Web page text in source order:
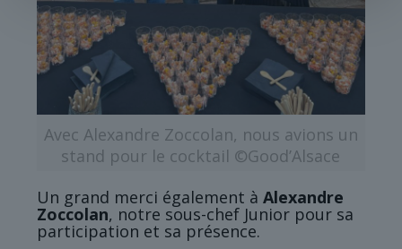
Avec Alexandre Zoccolan, nous avions un
stand pour le cocktail ©Good’Alsace
Un grand merci également àAlexandre
Zoccolan, notre sous-chef Junior pour sa
participation et sa présence.